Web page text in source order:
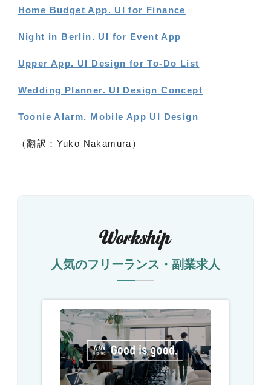
Home Budget App. UI for Finance
Night in Berlin. UI for Event App
Upper App. UI Design for To-Do List
Wedding Planner. UI Design Concept
Toonie Alarm. Mobile App UI Design
（翻訳：Yuko Nakamura）
人気のフリーランス・副業求人